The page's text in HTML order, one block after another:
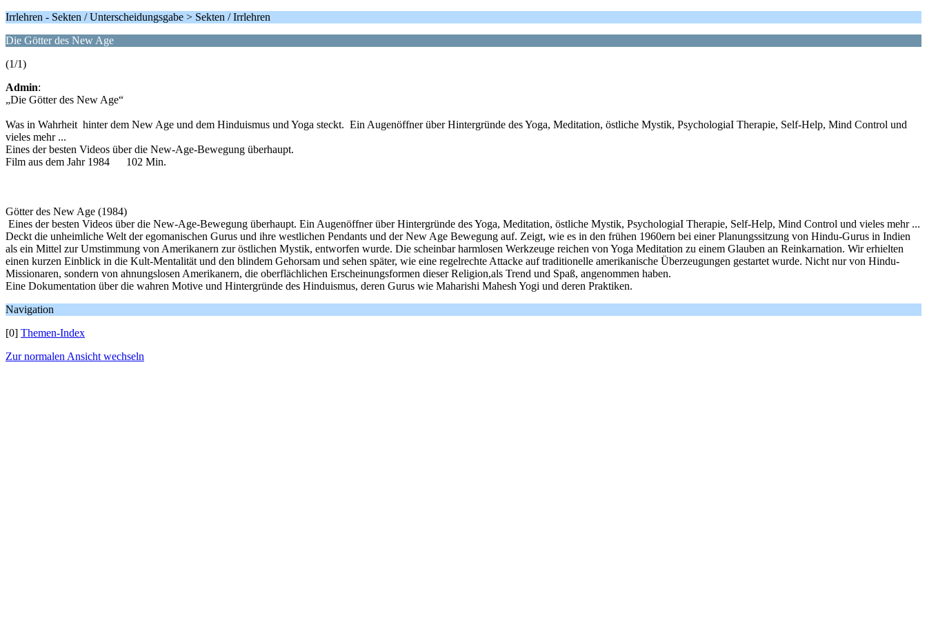
Irrlehren - Sekten / Unterscheidungsgabe > Sekten / Irrlehren
Die Götter des New Age
(1/1)
Admin:
„Die Götter des New Age“
Was in Wahrheit hinter dem New Age und dem Hinduismus und Yoga steckt. Ein Augenöffner über Hintergründe des Yoga, Meditation, östliche Mystik, PsychologiaI Therapie, Self-Help, Mind Control und
vieles mehr ...
Eines der besten Videos über die New-Age-Bewegung überhaupt.
Film aus dem Jahr 1984 102 Min.
Götter des New Age (1984)
Eines der besten Videos über die New-Age-Bewegung überhaupt. Ein Augenöffner über Hintergründe des Yoga, Meditation, östliche Mystik, PsychologiaI Therapie, Self-Help, Mind Control und vieles mehr ...
Deckt die unheimliche Welt der egomanischen Gurus und ihre westlichen Pendants und der New Age Bewegung auf. Zeigt, wie es in den frühen 1960ern bei einer Planungssitzung von Hindu-Gurus in Indien
als ein Mittel zur Umstimmung von Amerikanern zur östlichen Mystik, entworfen wurde. Die scheinbar harmlosen Werkzeuge reichen von Yoga Meditation zu einem Glauben an Reinkarnation. Wir erhielten
einen kurzen Einblick in die Kult-Mentalität und den blindem Gehorsam und sehen später, wie eine regelrechte Attacke auf traditionelle amerikanische Überzeugungen gestartet wurde. Nicht nur von Hindu-
Missionaren, sondern von ahnungslosen Amerikanern, die oberflächlichen Erscheinungsformen dieser Religion,als Trend und Spaß, angenommen haben.
Eine Dokumentation über die wahren Motive und Hintergründe des Hinduismus, deren Gurus wie Maharishi Mahesh Yogi und deren Praktiken.
Navigation
[0] Themen-Index
Zur normalen Ansicht wechseln